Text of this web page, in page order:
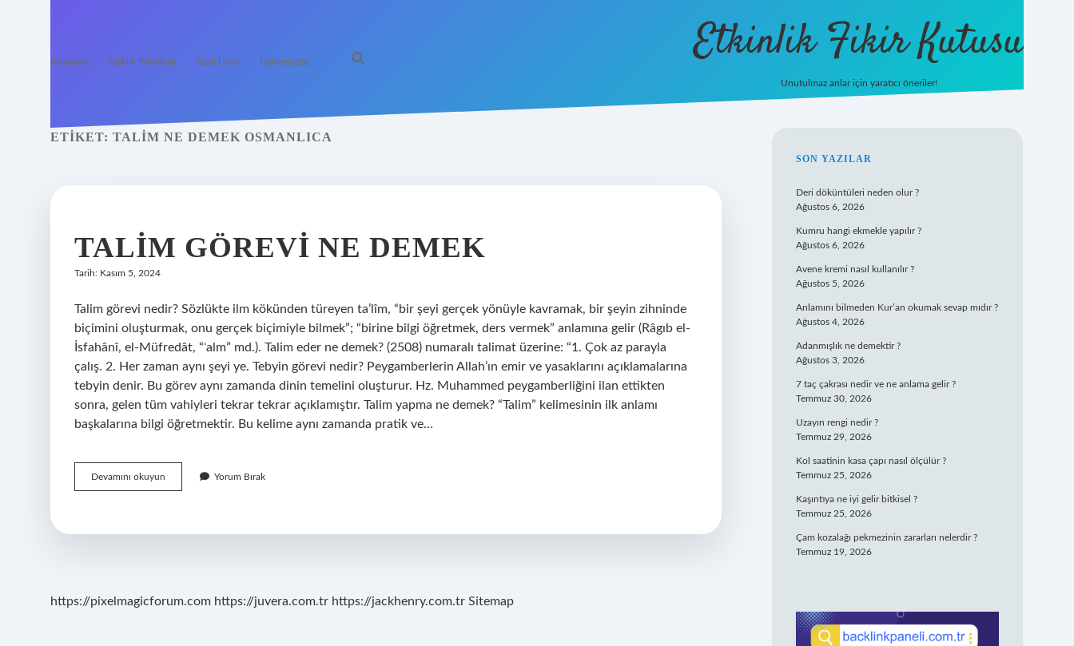
Anasayfa Gizlilik Politikası Yasal Uyarı Hakkımızda Etkinlik Fikir Kutusu
Unutulmaz anlar için yaratıcı öneriler!
ETIKET: TALIM NE DEMEK OSMANLICA
TALIM GÖREVI NE DEMEK
Tarih: Kasım 5, 2024
Talim görevi nedir? Sözlükte ilm kökünden türeyen ta’lîm, “bir şeyi gerçek yönüyle kavramak, bir şeyin zihninde
biçimini oluşturmak, onu gerçek biçimiyle bilmek”; “birine bilgi öğretmek, ders vermek” anlamına gelir (Râgıb el-
İsfahânî, el-Müfredât, “ʿalm” md.). Talim eder ne demek? (2508) numaralı talimat üzerine: “1. Çok az parayla
çalış. 2. Her zaman aynı şeyi ye. Tebyin görevi nedir? Peygamberlerin Allah’ın emir ve yasaklarını açıklamalarına
tebyin denir. Bu görev aynı zamanda dinin temelini oluşturur. Hz. Muhammed peygamberliğini ilan ettikten
sonra, gelen tüm vahiyleri tekrar tekrar açıklamıştır. Talim yapma ne demek? “Talim” kelimesinin ilk anlamı
başkalarına bilgi öğretmektir. Bu kelime aynı zamanda pratik ve…
Devamını okuyun
Görevi
Yorum Bırak
https://pixelmagicforum.com https://juvera.com.tr https://jackhenry.com.tr Sitemap
SIDEBAR
SON YAZILAR
Deri döküntüleri neden olur ?
Ağustos 6, 2026
Kumru hangi ekmekle yapılır ?
Ağustos 6, 2026
Avene kremi nasıl kullanılır ?
Ağustos 5, 2026
Anlamını bilmeden Kur’an okumak sevap mıdır ?
Ağustos 4, 2026
Adanmışlık ne demektir ?
Ağustos 3, 2026
7 taç çakrası nedir ve ne anlama gelir ?
Temmuz 30, 2026
Uzayın rengi nedir ?
Temmuz 29, 2026
Kol saatinin kasa çapı nasıl ölçülür ?
Temmuz 25, 2026
Kaşıntıya ne iyi gelir bitkisel ?
Temmuz 25, 2026
Çam kozalağı pekmezinin zararları nelerdir ?
Temmuz 19, 2026